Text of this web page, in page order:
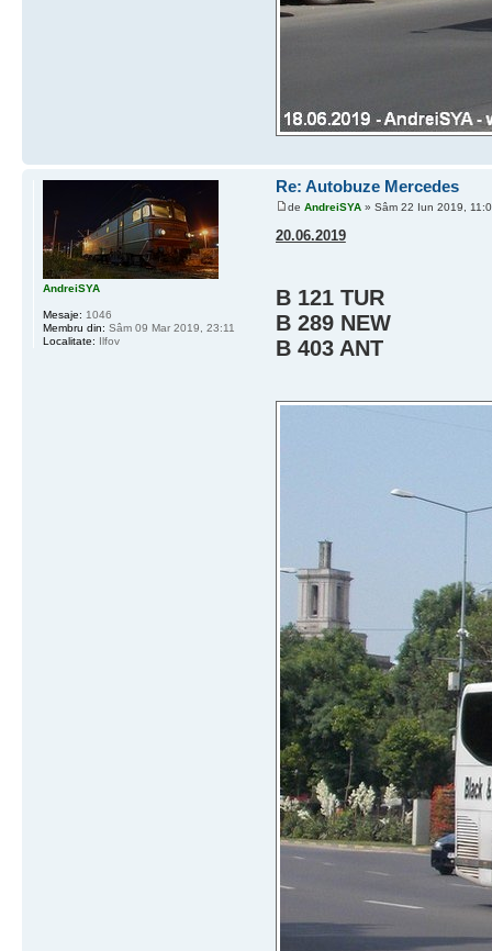
Re: Autobuze Mercedes
de AndreiSYA» Sâm 22 Iun 2019,
20.06.2019
B 121 TUR
B 289 NEW
B 403 ANT
AndreiSYA
Mesaje: 1046
Membru din: Sâm 09 Mar 2019, 23:11
Localitate: Ilfov